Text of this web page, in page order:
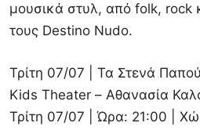
μουσικά στυλ, από folk, rock
τους Destino Nudo.
Τρίτη 07/07 | Τα Στενά
Kids Theater – Αθανασία
Τρίτη 07/07 | Ώρα: 21:00 |